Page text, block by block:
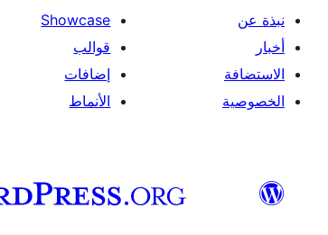
نبذة عن
أخبار
الاستضافة
الخصوصية
Showcase
قوالب
إضافات
الأنماط